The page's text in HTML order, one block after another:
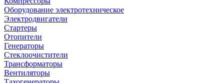
Оборудование электротехническое
Электродвигатели
Стартеры
Отопители
Генераторы
Стеклоочистители
Трансформаторы
Вентиляторы